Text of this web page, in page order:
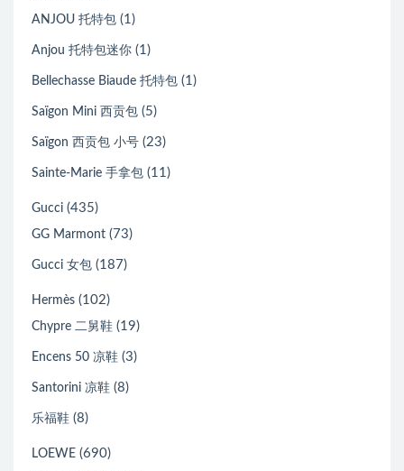
ANJOU 托特包 (1)
Anjou 托特包迷你 (1)
Bellechasse Biaude 托特包 (1)
Saïgon Mini 西贡包 (5)
Saïgon 西贡包 小号 (23)
Sainte-Marie 手拿包 (11)
Gucci (435)
GG Marmont (73)
Gucci 女包 (187)
Hermès (102)
Chypre 二舅鞋 (19)
Encens 50 凉鞋 (3)
Santorini 凉鞋 (8)
乐福鞋 (8)
LOEWE (690)